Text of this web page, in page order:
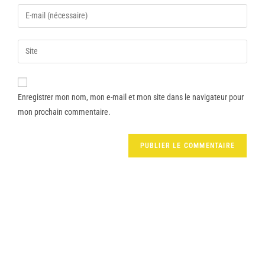
Enregistrer mon nom, mon e-mail et mon site dans le navigateur pour
mon prochain commentaire.